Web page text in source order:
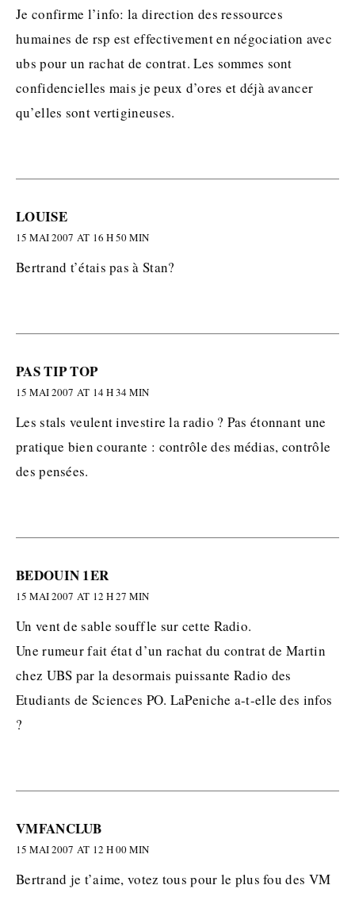
Je confirme l’info: la direction des ressources
humaines de rsp est effectivement en négociation avec
ubs pour un rachat de contrat. Les sommes sont
confidencielles mais je peux d’ores et déjà avancer
qu’elles sont vertigineuses.
LOUISE
15 MAI 2007 AT 16 H 50 MIN
Bertrand t’étais pas à Stan?
PAS TIP TOP
15 MAI 2007 AT 14 H 34 MIN
Les stals veulent investire la radio ? Pas étonnant une
pratique bien courante : contrôle des médias, contrôle
des pensées.
BEDOUIN 1ER
15 MAI 2007 AT 12 H 27 MIN
Un vent de sable souffle sur cette Radio.
Une rumeur fait état d’un rachat du contrat de Martin
chez UBS par la desormais puissante Radio des
Etudiants de Sciences PO. LaPeniche a-t-elle des infos
?
VMFANCLUB
15 MAI 2007 AT 12 H 00 MIN
Bertrand je t’aime, votez tous pour le plus fou des VM